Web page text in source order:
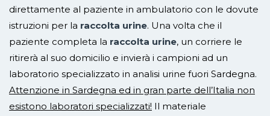
direttamente al paziente in ambulatorio con le dovute
istruzioni per la raccolta urine. Una volta che il
paziente completa la raccolta urine, un corriere le
ritirerà al suo domicilio e invierà i campioni ad un
laboratorio specializzato in analisi urine fuori Sardegna.
Attenzione in Sardegna ed in gran parte dell’Italia non
esistono laboratori specializzati! Il materiale